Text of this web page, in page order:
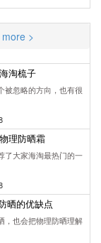
more >
淘梳子
被忽略的方向，也有很
理防晒霜
了大家海淘最热门的一
晒的优缺点
，也会把物理防晒理解